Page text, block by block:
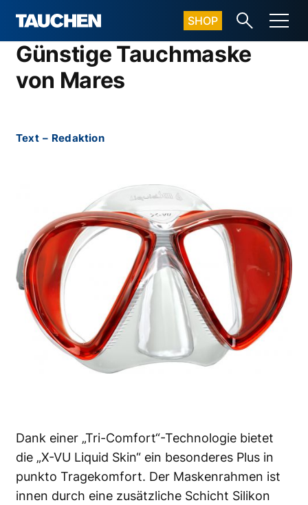
SHOP
Günstige Tauchmaske
von Mares
Text – Redaktion
Dank einer „Tri-Comfort“-Technologie bietet
die „X-VU Liquid Skin“ ein besonderes Plus in
punkto Tragekomfort. Der Maskenrahmen ist
innen durch eine zusätzliche Schicht Silikon